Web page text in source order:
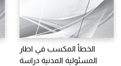
الخطأ المكسب في اطار
المسئولية المدنية دراسة